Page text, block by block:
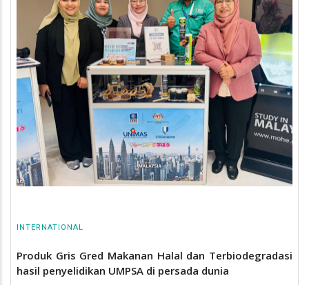
INTERNATIONAL
Produk Gris Gred Makanan Halal dan Terbiodegradasi
hasil penyelidikan UMPSA di persada dunia